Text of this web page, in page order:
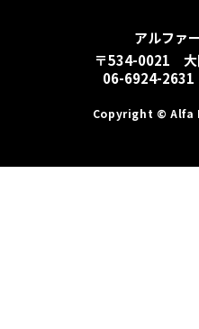
アルファ
〒534-0021 大
06-6924-
Copyright © Alfa